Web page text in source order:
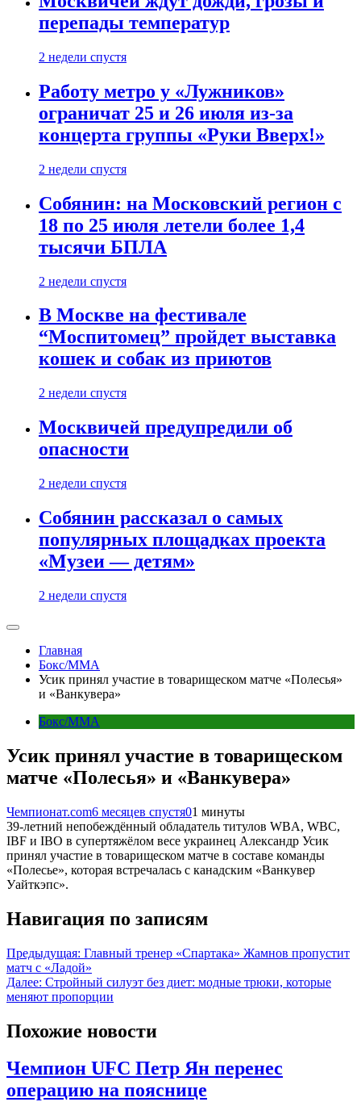
перепады температур
2 недели спустя
Работу метро у «Лужников»
ограничат 25 и 26 июля из-за
концерта группы «Руки Вверх!»
2 недели спустя
Собянин: на Московский регион с
18 по 25 июля летели более 1,4
тысячи БПЛА
2 недели спустя
В Москве на фестивале
“Моспитомец” пройдет выставка
кошек и собак из приютов
2 недели спустя
Москвичей предупредили об
опасности
2 недели спустя
Собянин рассказал о самых
популярных площадках проекта
«Музеи — детям»
2 недели спустя
Главная
Бокс/MMA
Усик принял участие в товарищеском матче «Полесья»
и «Ванкувера»
Бокс/MMA
Усик принял участие в товарищеском
матче «Полесья» и «Ванкувера»
Чемпионат.com6 месяцев спустя01 минуты
39-летний непобеждённый обладатель титулов WBA, WBC,
IBF и IBO в супертяжёлом весе украинец Александр Усик
принял участие в товарищеском матче в составе команды
«Полесье», которая встречалась с канадским «Ванкувер
Уайткэпс».
Навигация по записям
Предыдущая: Главный тренер «Спартака» Жамнов пропустит
матч с «Ладой»
Далее: Стройный силуэт без диет: модные трюки, которые
меняют пропорции
Похожие новости
Чемпион UFC Петр Ян перенес
операцию на пояснице